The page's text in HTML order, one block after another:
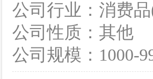
公司行业：消费
公司性质：其他
公司规模：1000-